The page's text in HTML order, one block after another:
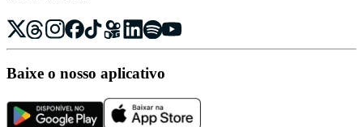
Baixe o nosso aplicativo